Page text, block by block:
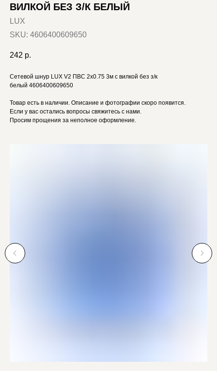
ВИЛКОЙ БЕЗ З/К БЕЛЫЙ
LUX
SKU: 4606400609650
242 р.
Сетевой шнур LUX V2 ПВС 2x0.75 3м с вилкой без з/к
белый 4606400609650
Товар есть в наличии. Описание и фотографии скоро появится.
Если у вас остались вопросы свяжитесь с нами.
Просим прощения за неполное оформление.